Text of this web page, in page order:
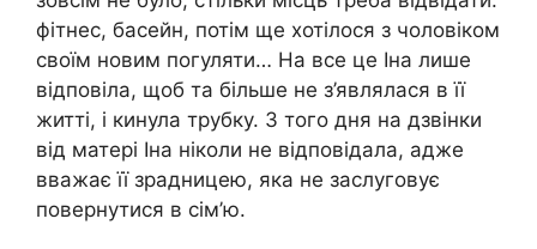
фітнес, басейн, потім ще хотілося з чоловіком
своїм новим погуляти… На все це Іна лише
відповіла, щоб та більше не з’являлася в її
житті, і кинула трубку. З того дня на дзвінки
від матері Іна ніколи не відповідала, адже
вважає її зрадницею, яка не заслуговує
повернутися в сім’ю.